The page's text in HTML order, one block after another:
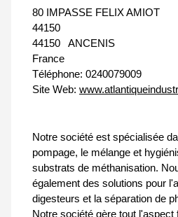
80 IMPASSE FELIX AMIOT
44150
44150
ANCENIS
France
Téléphone: 0240079009
Site Web:
Notre société est spécialisée
pompage, le mélange et
substrats de méthanisation.
également des solutions pour
digesteurs et la séparation de
Notre société gère tout l'aspect